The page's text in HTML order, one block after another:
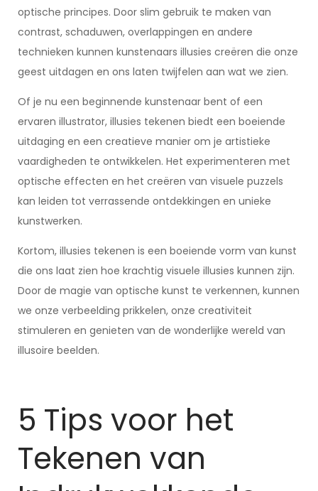
optische principes. Door slim gebruik te maken van
contrast, schaduwen, overlappingen en andere
technieken kunnen kunstenaars illusies creëren die onze
geest uitdagen en ons laten twijfelen aan wat we zien.
Of je nu een beginnende kunstenaar bent of een
ervaren illustrator, illusies tekenen biedt een boeiende
uitdaging en een creatieve manier om je artistieke
vaardigheden te ontwikkelen. Het experimenteren met
optische effecten en het creëren van visuele puzzels
kan leiden tot verrassende ontdekkingen en unieke
kunstwerken.
Kortom, illusies tekenen is een boeiende vorm van kunst
die ons laat zien hoe krachtig visuele illusies kunnen zijn.
Door de magie van optische kunst te verkennen, kunnen
we onze verbeelding prikkelen, onze creativiteit
stimuleren en genieten van de wonderlijke wereld van
illusoire beelden.
5 Tips voor het
Tekenen van